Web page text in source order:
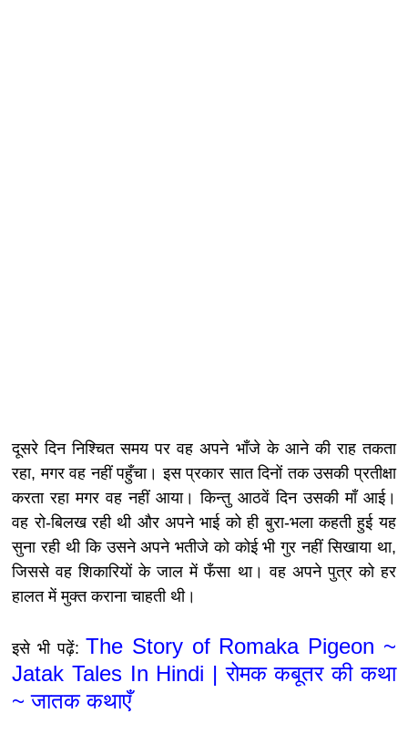
दूसरे दिन निश्चित समय पर वह अपने भाँजे के आने की राह तकता
रहा, मगर वह नहीं पहुँचा। इस प्रकार सात दिनों तक उसकी प्रतीक्षा
करता रहा मगर वह नहीं आया। किन्तु आठवें दिन उसकी माँ आई।
वह रो-बिलख रही थी और अपने भाई को ही बुरा-भला कहती हुई यह
सुना रही थी कि उसने अपने भतीजे को कोई भी गुर नहीं सिखाया था,
जिससे वह शिकारियों के जाल में फँसा था। वह अपने पुत्र को हर
हालत में मुक्त कराना चाहती थी।
इसे भी पढ़ें: The Story of Romaka Pigeon ~
Jatak Tales In Hindi | रोमक कबूतर की कथा
~ जातक कथाएँ